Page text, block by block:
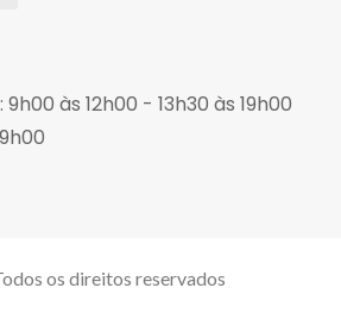
às 12h00 - 13h30 às 19h00
os direitos reservados